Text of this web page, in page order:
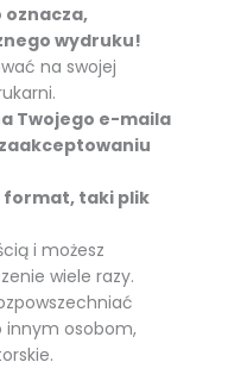
wydruku!
na swojej
Twojego e-maila
format, taki plik
i możesz
wiele razy.
innym osobom,